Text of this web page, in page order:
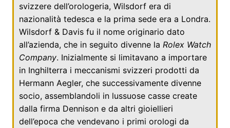
svizzere dell’orologeria, Wilsdorf era di
nazionalità tedesca e la prima sede era a Londra.
Wilsdorf & Davis fu il nome originario dato
all’azienda, che in seguito divenne la Rolex Watch
Company. Inizialmente si limitavano a importare
in Inghilterra i meccanismi svizzeri prodotti da
Hermann Aegler, che successivamente divenne
socio, assemblandoli in lussuose casse create
dalla firma Dennison e da altri gioiellieri
dell’epoca che vendevano i primi orologi da